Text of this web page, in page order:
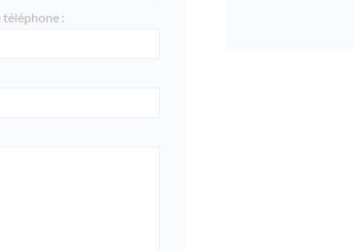
: